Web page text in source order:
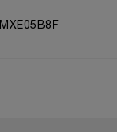
MXE05B8F